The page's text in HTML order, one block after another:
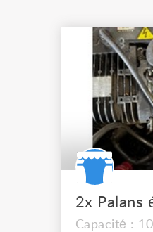
Capacité :